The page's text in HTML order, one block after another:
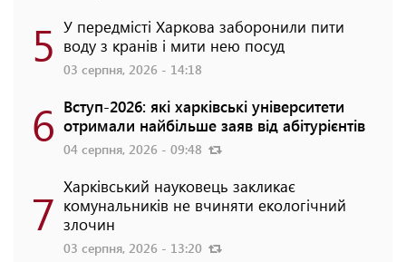
5 У передмісті Харкова заборонили пити
воду з кранів і мити нею посуд
03 серпня, 2026 - 14:18
6 Вступ-2026: які харківські університети
отримали найбільше заяв від абітурієнтів
04 серпня, 2026 - 09:48
7 Харківський науковець закликає
комунальників не вчиняти екологічний
злочин
03 серпня, 2026 - 13:20